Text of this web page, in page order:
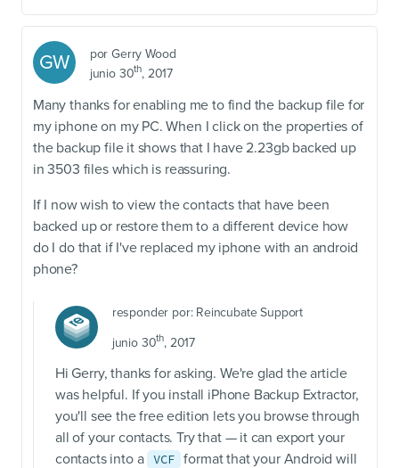
GW porGerry Wood
junio 30th, 2017
Many thanks for enabling me to find the backup file for
my iphone on my PC. When I click on the properties of
the backup file it shows that I have 2.23gb backed up
in 3503 files which is reassuring.
If I now wish to view the contacts that have been
backed up or restore them to a different device how
do I do that if I've replaced my iphone with an android
phone?
responder por: Reincubate Support
junio 30th, 2017
Hi Gerry, thanks for asking. We're glad the article
was helpful. If you install iPhone Backup Extractor,
you'll see the free edition lets you browse through
all of your contacts. Try that — it can export your
contacts into a VCF format that your Android will